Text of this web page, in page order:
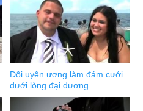
Đôi uyên ương làm đám cưới
dưới lòng đại dương